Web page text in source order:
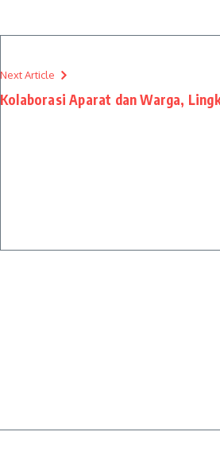
Next Article
Kolaborasi Aparat dan Warga,